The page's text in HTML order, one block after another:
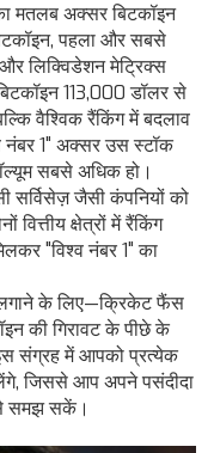
मतलब अक्सर बिटकॉइन
,पहला और सबसे
लिक्विडेशन मेट्रिक्स
113,000 डॉलर से
वैश्विक रैंकिंग में बदलाव
नंबर 1" अक्सर उस स्टॉक
सबसे अधिक हो।
सर्विसेज़ जैसी कंपनियों को
क्षेत्रों में रैंकिंग
"विश्व नंबर 1" का
के लिए—क्रिकेट फैंस
की गिरावट के पीछे के
संग्रह में आपको प्रत्येक
जिससे आप अपने पसंदीदा
से समझ सकें।